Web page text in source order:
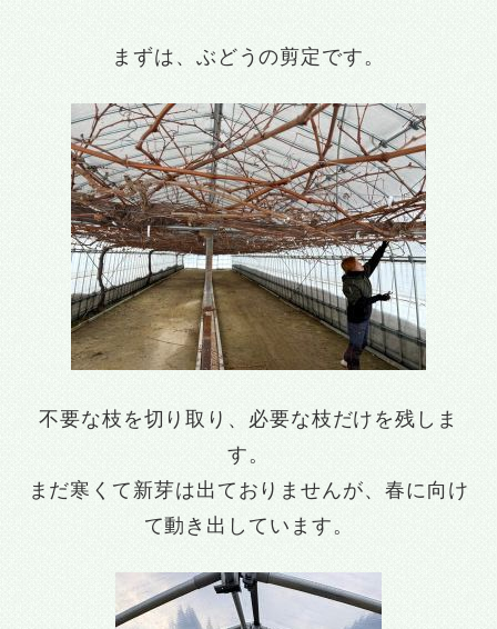
まずは、ぶどうの剪定です。
不要な枝を切り取り、必要な枝だけを残しま
す。
まだ寒くて新芽は出ておりませんが、春に向け
て動き出しています。